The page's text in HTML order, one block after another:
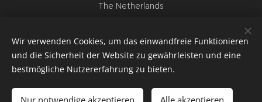
Zum Warenkorb hinzufügen
The Netherlands
Nederlands
English Deutsch
Wir verwenden Cookies, um das einwandfreie Funktionieren
und die Sicherheit der Website zu gewährleisten und eine
bestmögliche Nutzererfahrung zu bieten.
Nur notwendige akzeptieren Alle akzeptieren